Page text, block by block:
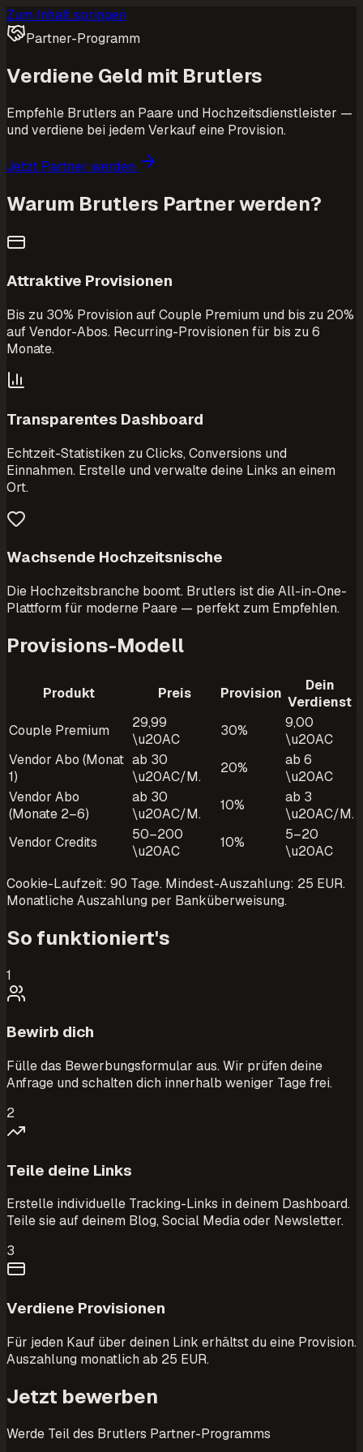
Zum Inhalt springen
Partner-Programm
Verdiene Geld mit Brutlers
Empfehle Brutlers an Paare und Hochzeitsdienstleister —
und verdiene bei jedem Verkauf eine Provision.
Jetzt Partner werden
Warum Brutlers Partner werden?
Attraktive Provisionen
Bis zu 30% Provision auf Couple Premium und bis zu 20%
auf Vendor-Abos. Recurring-Provisionen für bis zu 6
Monate.
Transparentes Dashboard
Echtzeit-Statistiken zu Clicks, Conversions und
Einnahmen. Erstelle und verwalte deine Links an einem
Ort.
Wachsende Hochzeitsnische
Die Hochzeitsbranche boomt. Brutlers ist die All-in-One-
Plattform für moderne Paare — perfekt zum Empfehlen.
Provisions-Modell
Produkt Preis Provision
Dein
Verdienst
Couple Premium
29,99
\u20AC
30%
9,00
\u20AC
Vendor Abo (Monat
1)
ab 30
\u20AC/M.
20%
ab 6
\u20AC
Vendor Abo
(Monate 2–6)
ab 30
\u20AC/M.
10%
ab 3
\u20AC/M.
Vendor Credits
50–200
\u20AC
10%
5–20
\u20AC
Cookie-Laufzeit: 90 Tage. Mindest-Auszahlung: 25 EUR.
Monatliche Auszahlung per Banküberweisung.
So funktioniert's
1
Bewirb dich
Fülle das Bewerbungsformular aus. Wir prüfen deine
Anfrage und schalten dich innerhalb weniger Tage frei.
2
Teile deine Links
Erstelle individuelle Tracking-Links in deinem Dashboard.
Teile sie auf deinem Blog, Social Media oder Newsletter.
3
Verdiene Provisionen
Für jeden Kauf über deinen Link erhältst du eine Provision.
Auszahlung monatlich ab 25 EUR.
Jetzt bewerben
Werde Teil des Brutlers Partner-Programms